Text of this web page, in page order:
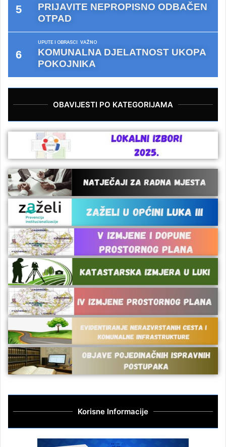
PRIJAVITE NEPROPISNO ODBAČEN
OTPAD
UPUTE I OBRASCI VAŽNO
KOMUNALNA DJELATNOST UKOPA
POKOJNIKA
OBAVIJESTI PO KATEGORIJAMA
Korisne Informacije